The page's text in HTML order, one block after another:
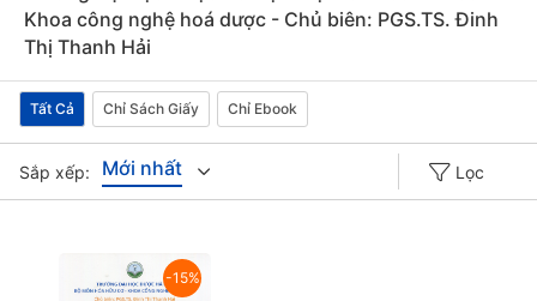
Khoa công nghệ hoá dược - Chủ biên: PGS.TS. Đinh
Thị Thanh Hải
Tất Cả Chỉ Sách Giấy Chỉ Ebook
Sắp xếp: Mới nhất Lọc
Giá thấp đần -15%